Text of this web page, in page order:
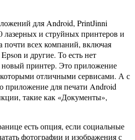
для Android, PrintJinni
лазерных и струйных принтеров и
почти всех компаний, включая
и другие. То есть нет
новый принтер. Это приложение
отличными сервисами. А с
приложение для печати Android
такие как «Документы»,
есть опция, если социальные
фотографии и изображения с